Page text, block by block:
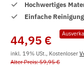
Hochwertiges
Einfache
44,95 €
inkl. 19% USt., Kostenloser
Alter Preis: 59,95 €